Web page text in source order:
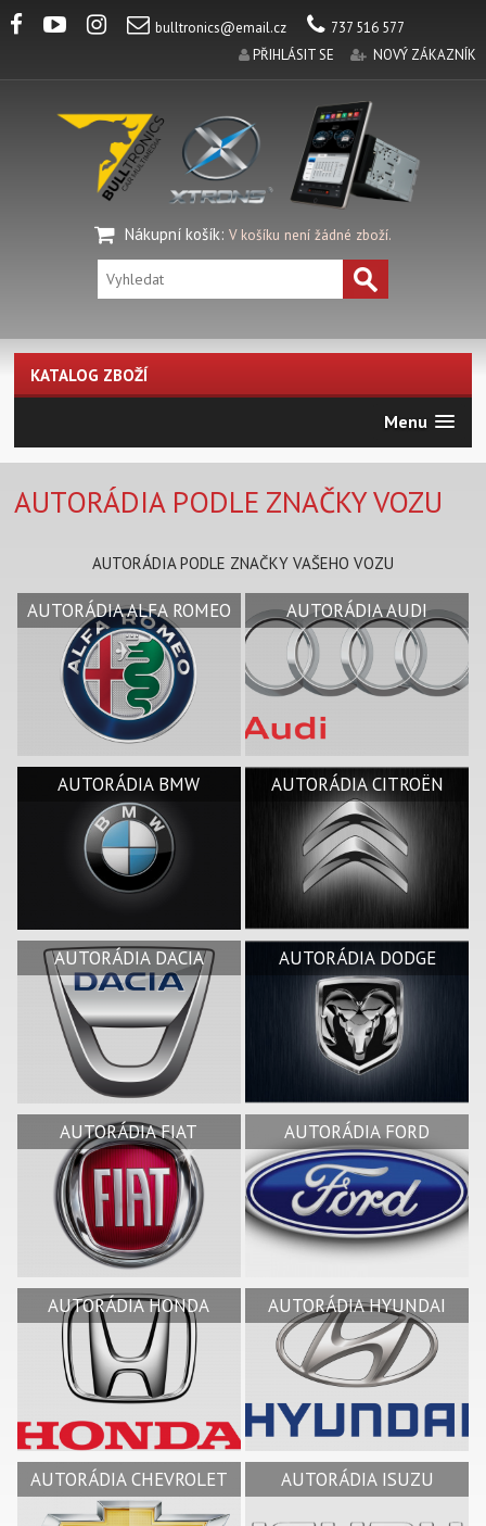
bulltronics@email.cz
737 516 577
PŘIHLÁSIT SE
NOVÝ ZÁKAZNÍK
Nákupní košík: V košíku není žádné zboží.
KATALOG ZBOŽÍ
Menu
AUTORÁDIA PODLE ZNAČKY VOZU
AUTORÁDIA PODLE ZNAČKY VAŠEHO VOZU
AUTORÁDIA ALFA ROMEO AUTORÁDIA AUDI
AUTORÁDIA BMW AUTORÁDIA CITROËN
AUTORÁDIA DACIA AUTORÁDIA DODGE
AUTORÁDIA FIAT AUTORÁDIA FORD
AUTORÁDIA HONDA AUTORÁDIA HYUNDAI
AUTORÁDIA CHEVROLET AUTORÁDIA ISUZU